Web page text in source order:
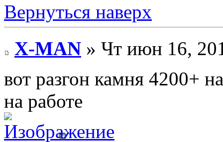
Вернуться наверх
X-MAN » Чт июн 16,
вот разгон камня 4200+
на работе